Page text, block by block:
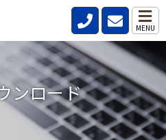
MENU
ンロード